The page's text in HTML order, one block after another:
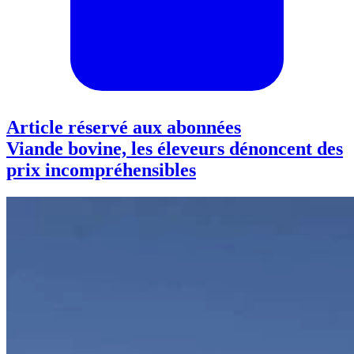
Article réservé aux abonnées
Viande bovine, les éleveurs dénoncent des
prix incompréhensibles